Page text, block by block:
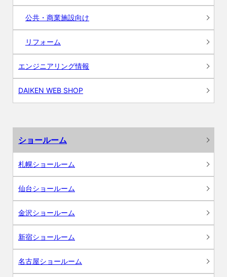
公共・商業施設向け
リフォーム
エンジニアリング情報
DAIKEN WEB SHOP
ショールーム
札幌ショールーム
仙台ショールーム
金沢ショールーム
新宿ショールーム
名古屋ショールーム